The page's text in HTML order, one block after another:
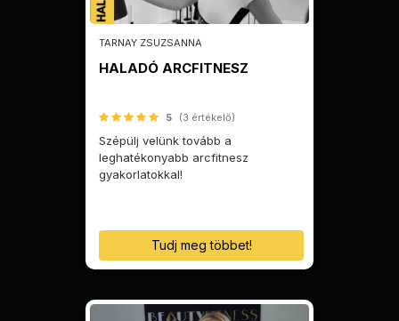
TARNAY ZSUZSANNA
HALADÓ ARCFITNESZ
5 (3 értékelő)
Szépülj velünk tovább a
leghatékonyabb arcfitnesz
gyakorlatokkal!
Tudj meg többet!